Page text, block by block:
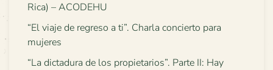
Rica) – ACODEHU
“El viaje de regreso a ti”. Charla concierto para
mujeres
“La dictadura de los propietarios”. Parte II: Hay